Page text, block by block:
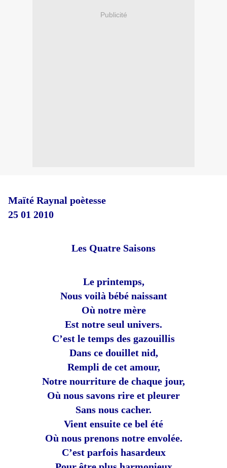
Publicité
Maïté Raynal poètesse
25 01 2010
Les Quatre Saisons
Le printemps,
Nous voilà bébé naissant
Où notre mère
Est notre seul univers.
C’est le temps des gazouillis
Dans ce douillet nid,
Rempli de cet amour,
Notre nourriture de chaque jour,
Où nous savons rire et pleurer
Sans nous cacher.
Vient ensuite ce bel été
Où nous prenons notre envolée.
C’est parfois hasardeux